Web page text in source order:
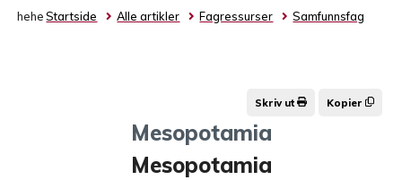
hehe Startside Alle artikler Fagressurser Samfunnsfag
Skriv ut Kopier
Mesopotamia
Mesopotamia